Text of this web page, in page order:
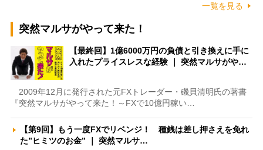
一覧を見る
突然マルサがやって来た！
【最終回】1億6000万円の負債と引き換えに手に
入れたプライスレスな経験 ｜ 突然マルサがや…
2009年12月に発行された元FXトレーダー・磯貝清明氏の著書
『突然マルサがやって来た！～FXで10億円稼い…
【第9回】もう一度FXでリベンジ！ 種銭は差し押さえを免れ
た”ヒミツのお金” ｜ 突然マルサ…